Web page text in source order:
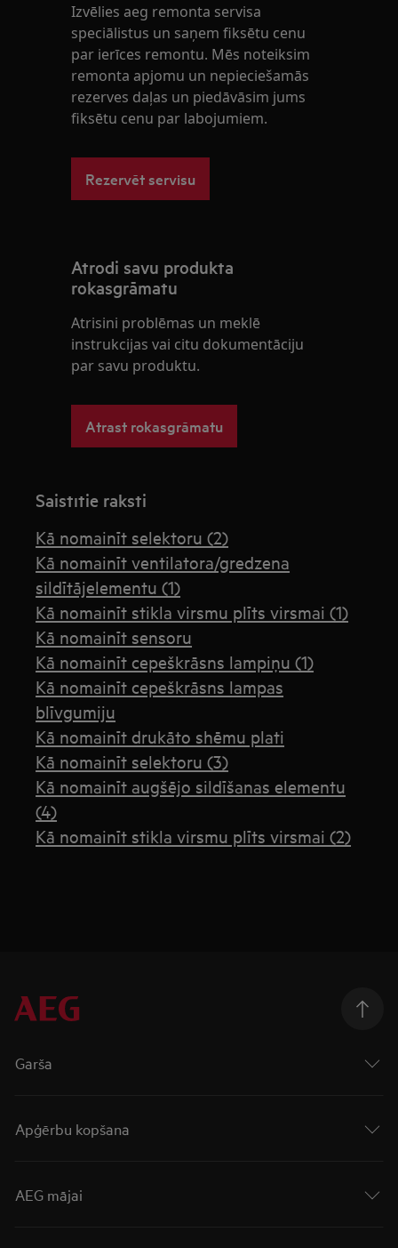
Izvēlies aeg remonta servisa
speciālistus un saņem fiksētu cenu
par ierīces remontu. Mēs noteiksim
remonta apjomu un nepieciešamās
rezerves daļas un piedāvāsim jums
fiksētu cenu par labojumiem.
Rezervēt servisu
Atrodi savu produkta
rokasgrāmatu
Atrisini problēmas un meklē
instrukcijas vai citu dokumentāciju
par savu produktu.
Atrast rokasgrāmatu
Saistītie raksti
Kā nomainīt selektoru (2)
Kā nomainīt ventilatora/gredzena
sildītājelementu (1)
Kā nomainīt stikla virsmu plīts virsmai (1)
Kā nomainīt sensoru
Kā nomainīt cepeškrāsns lampiņu (1)
Kā nomainīt cepeškrāsns lampas
blīvgumiju
Kā nomainīt drukāto shēmu plati
Kā nomainīt selektoru (3)
Kā nomainīt augšējo sildīšanas elementu
(4)
Kā nomainīt stikla virsmu plīts virsmai (2)
Garša
Apģērbu kopšana
AEG mājai